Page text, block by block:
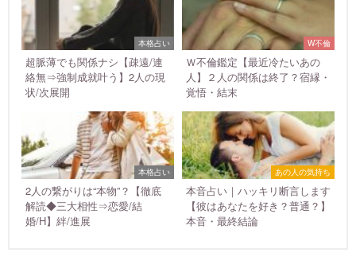
本格占い
超脈薄でも関係ナシ【疎遠/連
絡無⇒強制成就叶う】2人の現
状/次展開
W不倫
Ｗ不倫鑑定【最近冷たいあの
人】２人の関係は終了？宿縁・
覚悟・結末
本格占い
2人の繋がりは“本物”？【徹底
解読◆三大相性⇒恋愛/結
婚/H】絆/進展
あの人の気持ち
本音占い｜ハッキリ断言します
【彼はあなたを好き？普通？】
本音・最終結論